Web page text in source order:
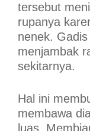
tersebut
rupanya
nenek.
menjambak
sekitarnya.
Hal ini
membawa
luas.